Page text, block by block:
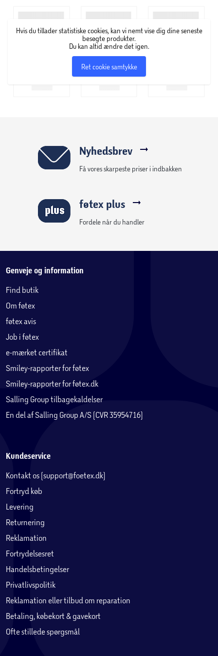
Baylis & Harding er et britisk brand, som især specialiserer
sig inden for luksuriøs hånd- og kropssæbe samt
gaveæsker med forskellige luksusprodukter. Produkterne er
skabt med en vision om afslapning, forkælelse, komfort og
Hvis du tillader statistiske cookies, kan vi nemt vise dig dine seneste
besøgte produkter.
Du kan altid ændre det igen.
Ret cookie samtykke
Nyhedsbrev
Få vores skarpeste priser i indbakken
føtex plus
Fordele når du handler
Genveje og information
Find butik
Om føtex
føtex avis
Job i føtex
e-mærket certifikat
Smiley-rapporter for føtex
Smiley-rapporter for føtex.dk
Salling Group tilbagekaldelser
En del af Salling Group A/S (CVR 35954716)
Kundeservice
Kontakt os (support@foetex.dk)
Fortryd køb
Levering
Returnering
Reklamation
Fortrydelsesret
Handelsbetingelser
Privatlivspolitik
Reklamation eller tilbud om reparation
Betaling, købekort & gavekort
Ofte stillede spørgsmål